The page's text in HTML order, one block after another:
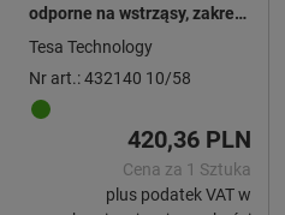
odporne na wstrząsy, zakres
pomiaru / ⌀ korpusu:
Tesa Technology
Nr art.: 432140 10/58
420,36 PLN
Cena za 1 Sztuka
plus podatek VAT w